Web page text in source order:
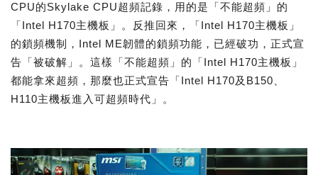
CPU的Skylake CPU超頻記錄，用的是「不能超頻」的
「Intel H170主機板」。反推回來，「Intel H170主機板」
的鎖頻機制，Intel ME韌體的鎖頻功能，已經破功，正式宣
告「被破解」。這樣「不能超頻」的「Intel H170主機板」
都能拿來超頻，那麼也正式宣告「Intel H170及B150、
H110主機板進入可超頻時代」。